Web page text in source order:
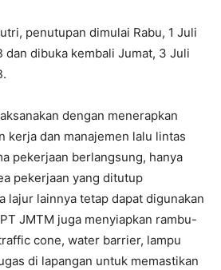
penutupan dimulai Rabu, 1 Juli
dan dibuka kembali Jumat, 3 Juli
dengan menerapkan
kerja dan manajemen lalu lintas
pekerjaan berlangsung, hanya
pekerjaan yang ditutup
lajur lainnya tetap dapat digunakan
JMTM juga menyiapkan rambu-
cone, water barrier, lampu
di lapangan untuk memastikan